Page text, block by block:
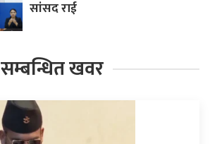
सांसद राई
सम्बन्धित खवर